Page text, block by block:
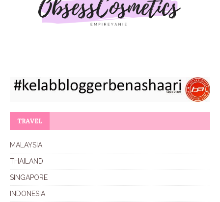
TRAVEL
MALAYSIA
THAILAND
SINGAPORE
INDONESIA